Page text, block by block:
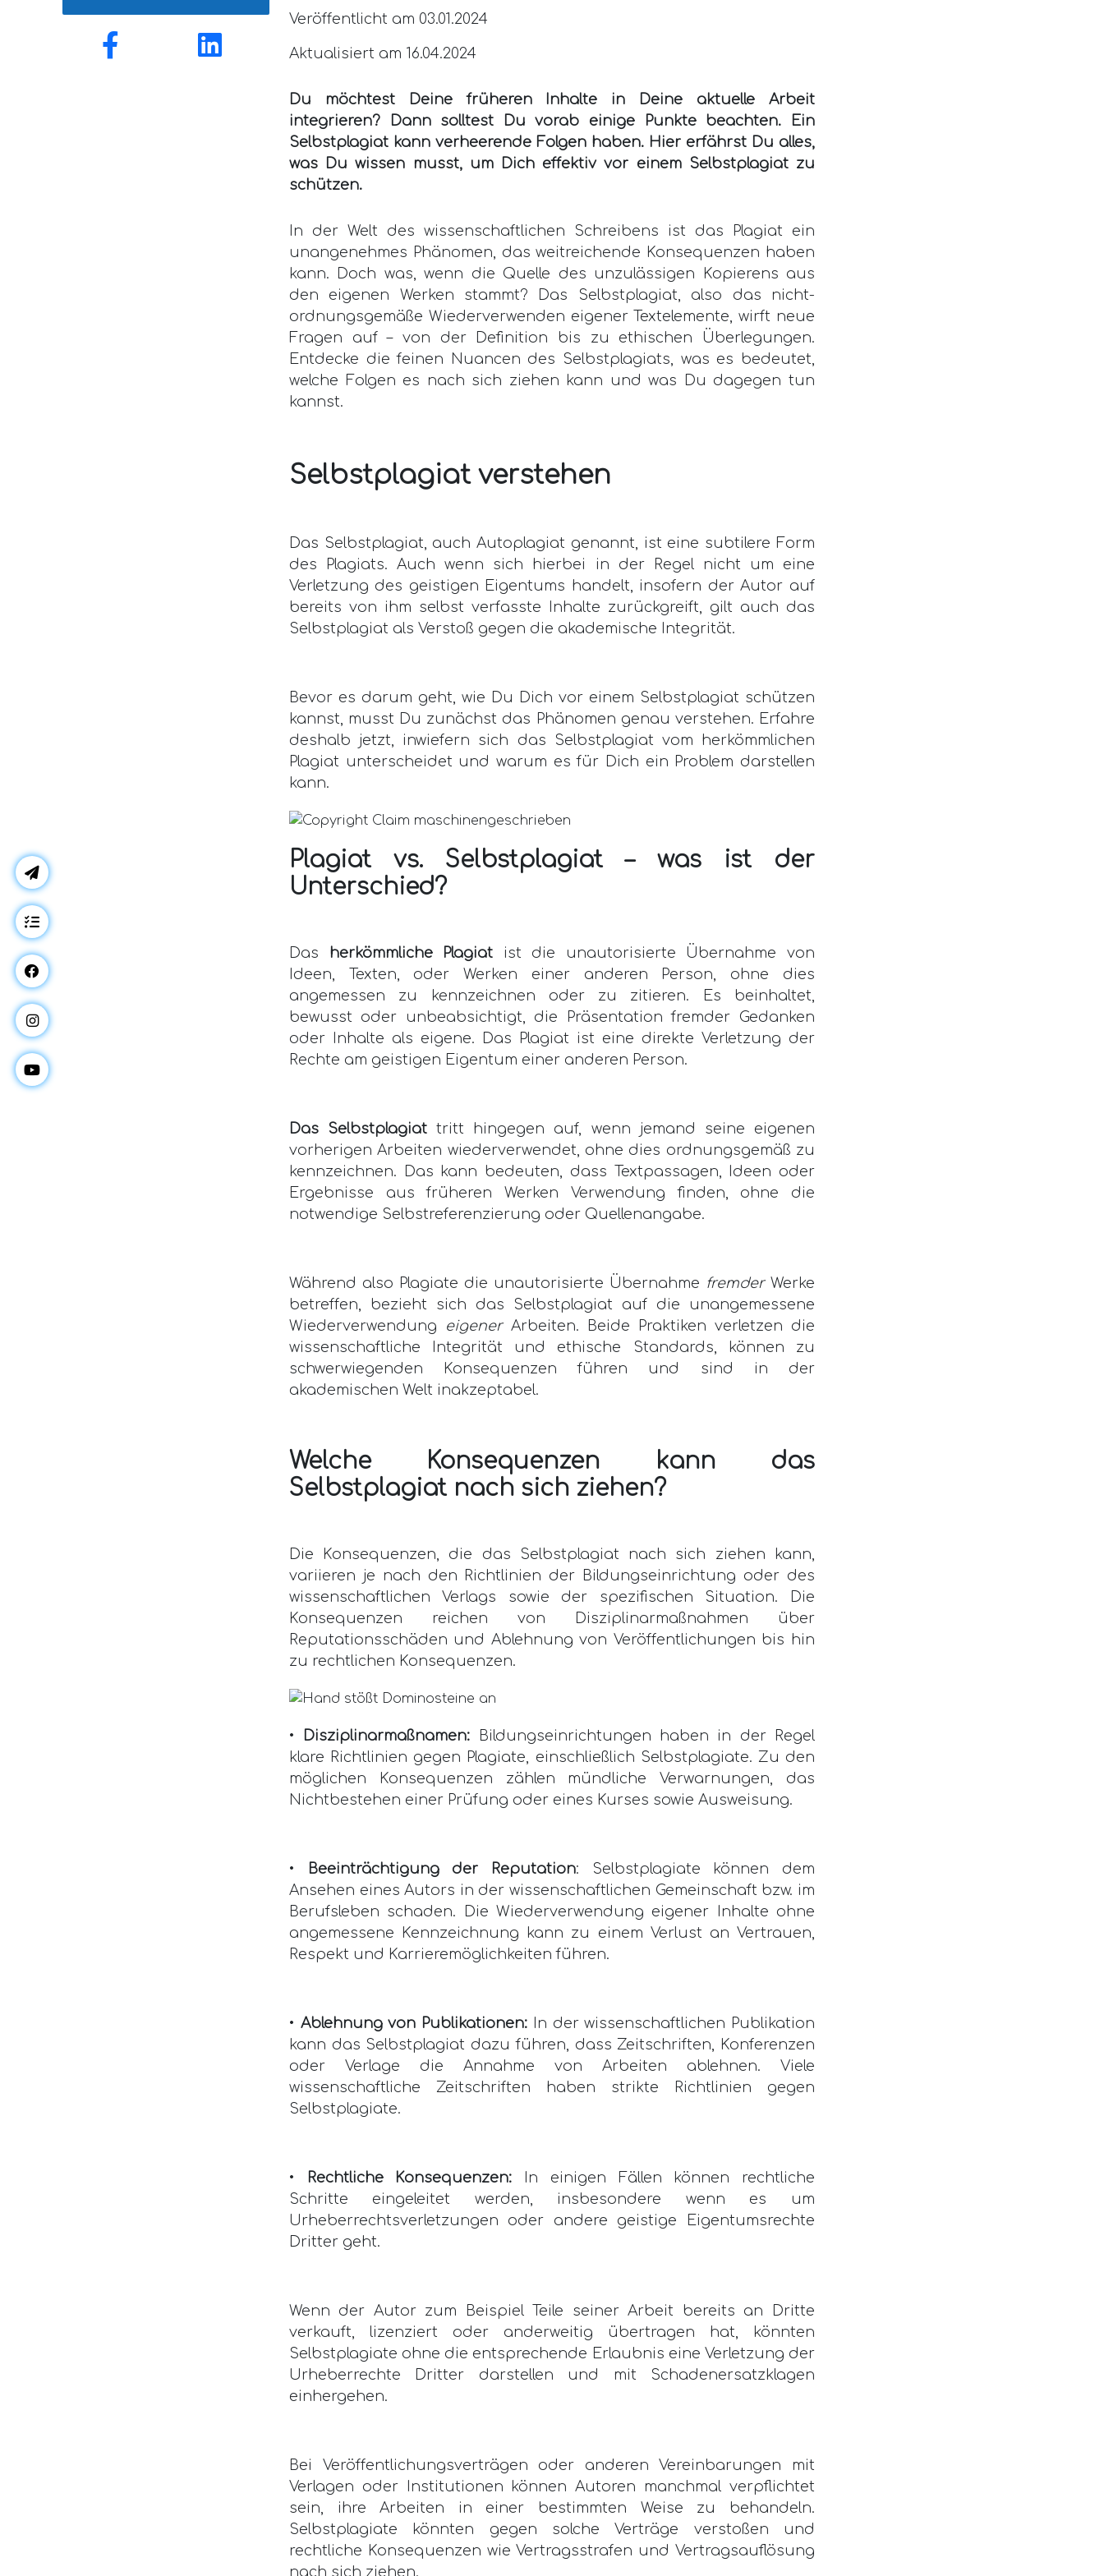
Veröffentlicht am 03.01.2024
Aktualisiert am 16.04.2024
Du möchtest Deine früheren Inhalte in Deine aktuelle Arbeit
integrieren? Dann solltest Du vorab einige Punkte beachten. Ein
Selbstplagiat kann verheerende Folgen haben. Hier erfährst Du alles,
was Du wissen musst, um Dich effektiv vor einem Selbstplagiat zu
schützen.
In der Welt des wissenschaftlichen Schreibens ist das Plagiat ein
unangenehmes Phänomen, das weitreichende Konsequenzen haben
kann. Doch was, wenn die Quelle des unzulässigen Kopierens aus
den eigenen Werken stammt? Das Selbstplagiat, also das nicht-
ordnungsgemäße Wiederverwenden eigener Textelemente, wirft neue
Fragen auf – von der Definition bis zu ethischen Überlegungen.
Entdecke die feinen Nuancen des Selbstplagiats, was es bedeutet,
welche Folgen es nach sich ziehen kann und was Du dagegen tun
kannst.
Selbstplagiat verstehen
Das Selbstplagiat, auch Autoplagiat genannt, ist eine subtilere Form
des Plagiats. Auch wenn sich hierbei in der Regel nicht um eine
Verletzung des geistigen Eigentums handelt, insofern der Autor auf
bereits von ihm selbst verfasste Inhalte zurückgreift, gilt auch das
Selbstplagiat als Verstoß gegen die akademische Integrität.
Bevor es darum geht, wie Du Dich vor einem Selbstplagiat schützen
kannst, musst Du zunächst das Phänomen genau verstehen. Erfahre
deshalb jetzt, inwiefern sich das Selbstplagiat vom herkömmlichen
Plagiat unterscheidet und warum es für Dich ein Problem darstellen
kann.
Plagiat vs. Selbstplagiat – was ist der
Unterschied?
Das herkömmliche Plagiat ist die unautorisierte Übernahme von
Ideen, Texten, oder Werken einer anderen Person, ohne dies
angemessen zu kennzeichnen oder zu zitieren. Es beinhaltet,
bewusst oder unbeabsichtigt, die Präsentation fremder Gedanken
oder Inhalte als eigene. Das Plagiat ist eine direkte Verletzung der
Rechte am geistigen Eigentum einer anderen Person.
Das Selbstplagiattritt hingegen auf, wenn jemand seine eigenen
vorherigen Arbeiten wiederverwendet, ohne dies ordnungsgemäß zu
kennzeichnen. Das kann bedeuten, dass Textpassagen, Ideen oder
Ergebnisse aus früheren Werken Verwendung finden, ohne die
notwendige Selbstreferenzierung oder Quellenangabe.
Während also Plagiate die unautorisierte Übernahme fremderWerke
betreffen, bezieht sich das Selbstplagiat auf die unangemessene
Wiederverwendung
eigener Arbeiten. Beide Praktiken verletzen die
wissenschaftliche Integrität und ethische Standards, können zu
schwerwiegenden Konsequenzen führen und sind in der
akademischen Welt inakzeptabel.
Welche Konsequenzen kann das
Selbstplagiat nach sich ziehen?
Die Konsequenzen, die das Selbstplagiat nach sich ziehen kann,
variieren je nach den Richtlinien der Bildungseinrichtung oder des
wissenschaftlichen Verlags sowie der spezifischen Situation. Die
Konsequenzen reichen von Disziplinarmaßnahmen über
Reputationsschäden und Ablehnung von Veröffentlichungen bis hin
zu rechtlichen Konsequenzen.
• Disziplinarmaßnamen: Bildungseinrichtungen haben in der Regel
klare Richtlinien gegen Plagiate, einschließlich Selbstplagiate. Zu den
möglichen Konsequenzen zählen mündliche Verwarnungen, das
Nichtbestehen einer Prüfung oder eines Kurses sowie Ausweisung.
• Beeinträchtigung der Reputation: Selbstplagiate können dem
Ansehen eines Autors in der wissenschaftlichen Gemeinschaft bzw. im
Berufsleben schaden. Die Wiederverwendung eigener Inhalte ohne
angemessene Kennzeichnung kann zu einem Verlust an Vertrauen,
Respekt und Karrieremöglichkeiten führen.
• Ablehnung von Publikationen: In der wissenschaftlichen Publikation
kann das Selbstplagiat dazu führen, dass Zeitschriften, Konferenzen
oder Verlage die Annahme von Arbeiten ablehnen. Viele
wissenschaftliche Zeitschriften haben strikte Richtlinien gegen
Selbstplagiate.
• Rechtliche Konsequenzen: In einigen Fällen können rechtliche
Schritte eingeleitet werden, insbesondere wenn es um
Urheberrechtsverletzungen oder andere geistige Eigentumsrechte
Dritter geht.
Wenn der Autor zum Beispiel Teile seiner Arbeit bereits an Dritte
verkauft, lizenziert oder anderweitig übertragen hat, könnten
Selbstplagiate ohne die entsprechende Erlaubnis eine Verletzung der
Urheberrechte Dritter darstellen und mit Schadenersatzklagen
einhergehen.
Bei Veröffentlichungsverträgen oder anderen Vereinbarungen mit
Verlagen oder Institutionen können Autoren manchmal verpflichtet
sein, ihre Arbeiten in einer bestimmten Weise zu behandeln.
Selbstplagiate könnten gegen solche Verträge verstoßen und
rechtliche Konsequenzen wie Vertragsstrafen und Vertragsauflösung
nach sich ziehen.